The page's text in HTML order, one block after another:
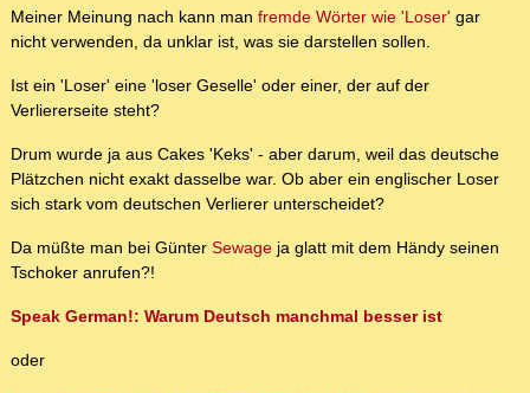
Meiner Meinung nach kann man fremde Wörter wie 'Loser' gar
nicht verwenden, da unklar ist, was sie darstellen sollen.
Ist ein 'Loser' eine 'loser Geselle' oder einer, der auf der
Verliererseite steht?
Drum wurde ja aus Cakes 'Keks' - aber darum, weil das deutsche
Plätzchen nicht exakt dasselbe war. Ob aber ein englischer Loser
sich stark vom deutschen Verlierer unterscheidet?
Da müßte man bei Günter Sewage ja glatt mit dem Händy seinen
Tschoker anrufen?!
Speak German!: Warum Deutsch manchmal besser ist
oder